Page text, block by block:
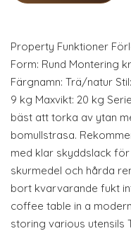
Property Funktioner
Form: Rund Montering
Färgnamn: Trä/natur
9 kg Maxvikt: 20 kg
bäst att torka av ytan
bomullstrasa.
med klar skyddslack
skurmedel och hårda
bort kvarvarande fukt
coffee table in a
storing various utensils